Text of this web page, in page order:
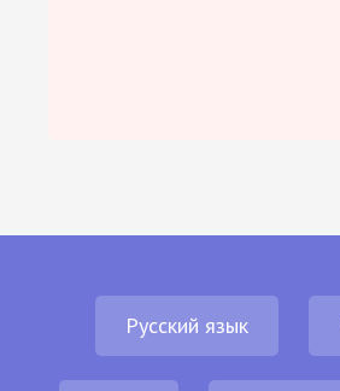
Русский язык